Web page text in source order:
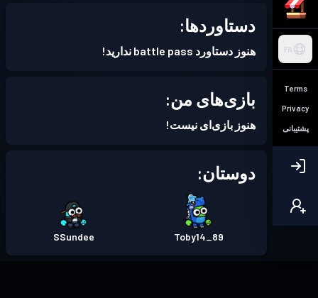
FA
Terms
Privacy
پشتیبانی
دستاوردها:
هنوز دستاورد battle pass ندارید!
بازی‌های من:
هنوز بازی‌ای نیست!
دوستان:
Toby14_89
SSundee